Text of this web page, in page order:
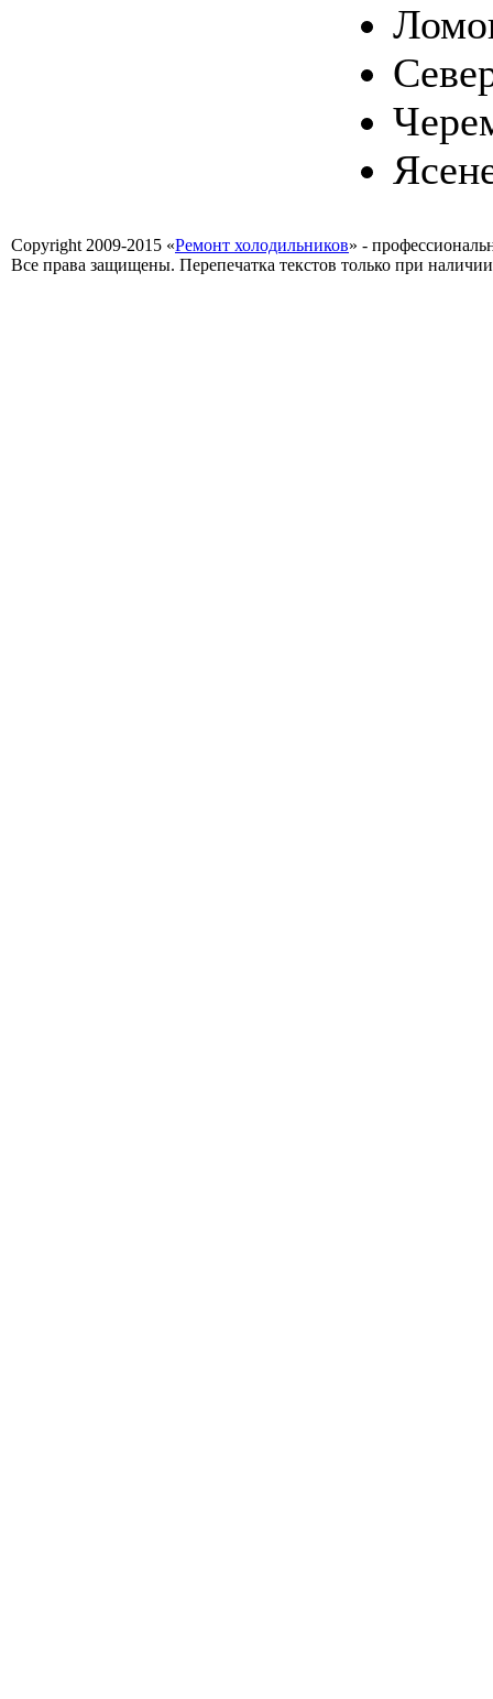
Copyright 2009-2015 «Ремонт холодильников» -
Все права защищены. Перепечатка текстов только при